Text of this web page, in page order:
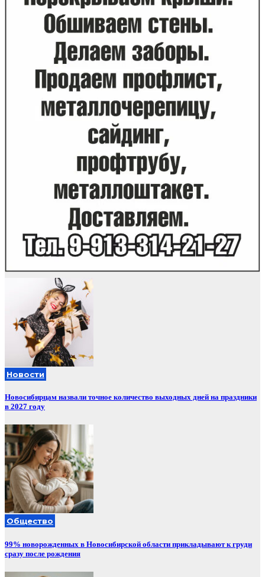
Новости
Новосибирцам назвали точное количество выходных дней на праздники
в 2027 году
Общество
99% новорожденных в Новосибирской области прикладывают к груди
сразу после рождения